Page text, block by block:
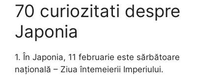
70 curiozitati despre
Japonia
1. În Japonia, 11 februarie este sărbătoare
națională – Ziua întemeierii Imperiului.